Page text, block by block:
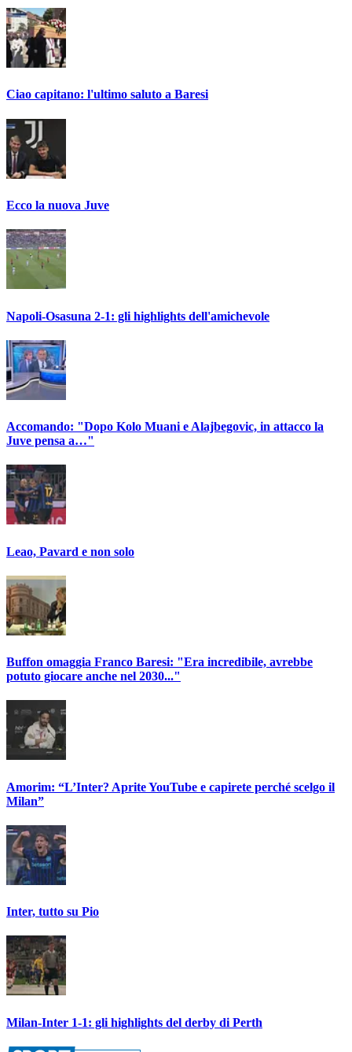
Ciao capitano: l'ultimo saluto a Baresi
Ecco la nuova Juve
Napoli-Osasuna 2-1: gli highlights dell'amichevole
Accomando: "Dopo Kolo Muani e Alajbegovic, in attacco la
Juve pensa a…"
Leao, Pavard e non solo
Buffon omaggia Franco Baresi: "Era incredibile, avrebbe
potuto giocare anche nel 2030..."
Amorim: “L’Inter? Aprite YouTube e capirete perché scelgo il
Milan”
Inter, tutto su Pio
Milan-Inter 1-1: gli highlights del derby di Perth